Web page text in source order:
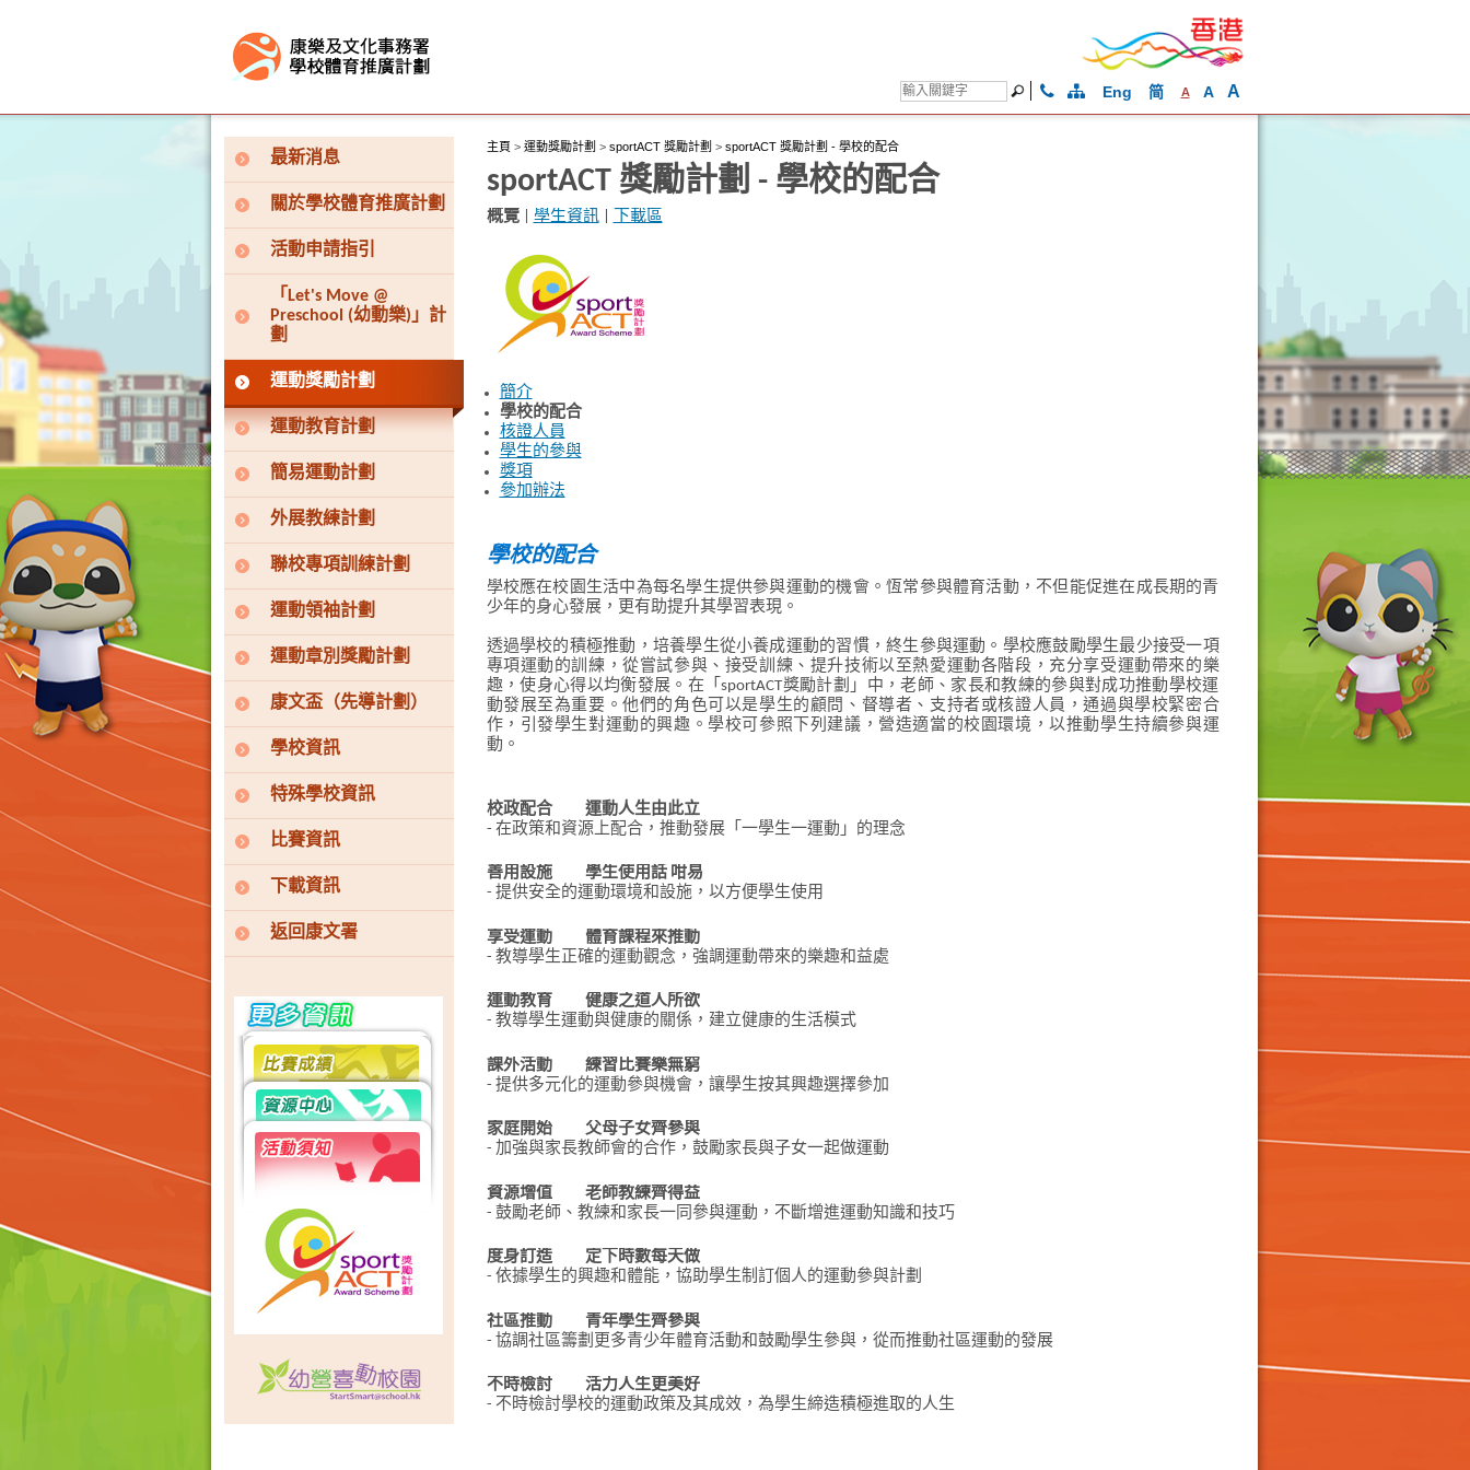
Eng 简 A A A
按“Tab”進入菜單
最新消息
關於學校體育推廣計劃
活動申請指引
「Let's Move @
Preschool (幼動樂)」計
劃
運動獎勵計劃
運動教育計劃
簡易運動計劃
外展教練計劃
聯校專項訓練計劃
運動領袖計劃
運動章別獎勵計劃
康文盃（先導計劃）
學校資訊
特殊學校資訊
比賽資訊
下載資訊
返回康文署
主頁 > 運動獎勵計劃 > sportACT 獎勵計劃 > sportACT 獎勵計劃 - 學校的配合
sportACT 獎勵計劃 - 學校的配合
概覽| 學生資訊| 下載區
簡介
學校的配合
核證人員
學生的參與
獎項
參加辦法
學校的配合
學校應在校園生活中為每名學生提供參與運動的機會。恆常參與體育活動，不但能促進在成長期的青
少年的身心發展，更有助提升其學習表現。
透過學校的積極推動，培養學生從小養成運動的習慣，終生參與運動 。 學校應鼓勵學生最少接受一項
專項運動的訓練，從嘗試參與、接受訓練、提升技術以至熱愛運動各階段，充分享受運動帶來的樂
趣，使身心得以均衡發展。在「sportACT獎勵計劃」中，老師、家長和教練的參與對成功推動學校運
動發展至為重要。他們的角色可以是學生的顧問、督導者、支持者或核證人員，通過與學校緊密合
作，引發學生對運動的興趣。學校可參照下列建議，營造適當的校園環境，以推動學生持續參與運
動。
校政配合 運動人生由此立
- 在政策和資源上配合，推動發展「一學生一運動」的理念
善用設施 學生使用話 咁易
- 提供安全的運動環境和設施，以方便學生使用
享受運動 體育課程來推動
- 教導學生正確的運動觀念，強調運動帶來的樂趣和益處
運動教育 健康之道人所欲
- 教導學生運動與健康的關係，建立健康的生活模式
課外活動 練習比賽樂無窮
- 提供多元化的運動參與機會，讓學生按其興趣選擇參加
家庭開始 父母子女齊參與
- 加強與家長教師會的合作，鼓勵家長與子女一起做運動
資源增值 老師教練齊得益
- 鼓勵老師、教練和家長一同參與運動，不斷增進運動知識和技巧
度身訂造 定下時數每天做
- 依據學生的興趣和體能，協助學生制訂個人的運動參與計劃
社區推動 青年學生齊參與
- 協調社區籌劃更多青少年體育活動和鼓勵學生參與，從而推動社區運動的發展
不時檢討 活力人生更美好
- 不時檢討學校的運動政策及其成效，為學生締造積極進取的人生